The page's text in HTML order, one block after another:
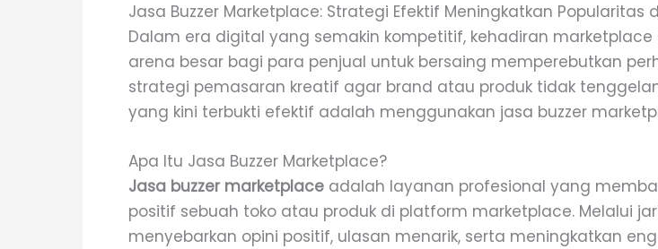
Jasa Buzzer Marketplace: Strategi Efektif Meningkatkan
Dalam era digital yang semakin kompetitif, kehadiran marketplace
arena besar bagi para penjual untuk bersaing memperebutkan
strategi pemasaran kreatif agar brand atau produk tidak
yang kini terbukti efektif adalah menggunakan jasa buzzer
Apa Itu Jasa Buzzer Marketplace?
Jasa buzzer marketplace adalah layanan profesional yang
positif sebuah toko atau produk di platform marketplace. Melalui
menyebarkan opini positif, ulasan menarik, serta meningkatkan